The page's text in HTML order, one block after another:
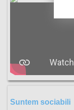
Suntem sociabili